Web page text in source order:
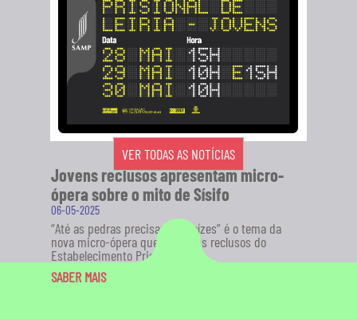
Jovens reclusos apresentam micro-
ópera sobre o mito de Sísifo
06-05-2025
“Até as pedras precisam de raízes” é o tema da
nova micro-ópera que 18 jovens reclusos do
Estabelecimento Prisional de...
SABER MAIS
VER TODAS AS NOTÍCIAS